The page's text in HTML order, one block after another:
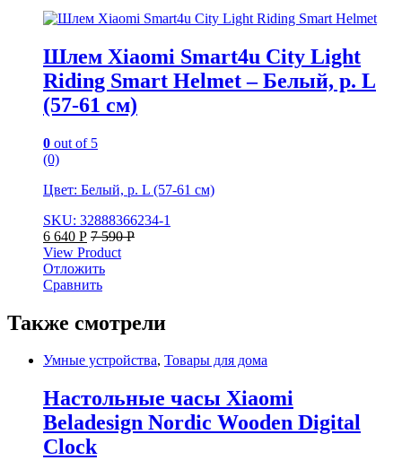
Шлем Xiaomi Smart4u City Light
Riding Smart Helmet – Белый, р. L
(57-61 см)
0 out of 5
(0)
Цвет: Белый, р. L (57-61 см)
SKU: 32888366234-1
6 640 Р 7 590Р
View Product
Отложить
Сравнить
Также смотрели
Умные устройства, Товары для дома
Настольные часы Xiaomi
Beladesign Nordic Wooden Digital
Clock